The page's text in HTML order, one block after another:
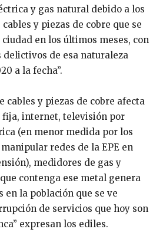
y gas natural debido a los
y piezas de cobre que se
en los últimos meses, con
delictivos de esa naturaleza
a la fecha”.
cables y piezas de cobre afecta
fija, internet, televisión por
(en menor medida por los
redes de la EPE en
medidores de gas y
contenga ese metal genera
en la población que se ve
de servicios que hoy son
expresan los ediles.